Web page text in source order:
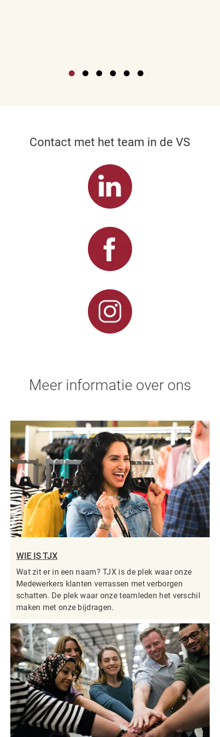
Contact met het team in de VS
Meer informatie over ons
WIE IS TJX
Wat zit er in een naam? TJX is de plek waar onze
Medewerkers klanten verrassen met verborgen
schatten. De plek waar onze teamleden het verschil
maken met onze bijdragen.